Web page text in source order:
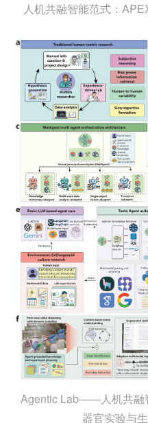
人机共融智能范式：
Agentic Lab——人机共融
器官实验与